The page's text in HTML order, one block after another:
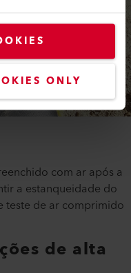
ONLY
com ar após a
a estanqueidade do
teste de ar comprimido
de alta